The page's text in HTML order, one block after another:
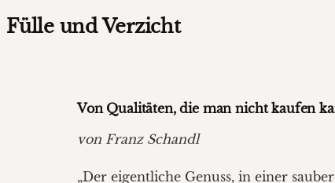
Fülle und Verzicht
Von Qualitäten, die man nicht kaufen
von Franz Schandl
„Der eigentliche Genuss, in einer